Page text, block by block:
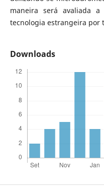
maneira será avaliada
tecnologia estrangeira por
Downloads